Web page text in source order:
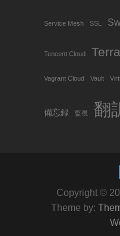
Service Mesh SSL
Tencent Cloud
Vagrant Cloud Vault
備忘録 監視 翻
Copyright ©
Theme by: